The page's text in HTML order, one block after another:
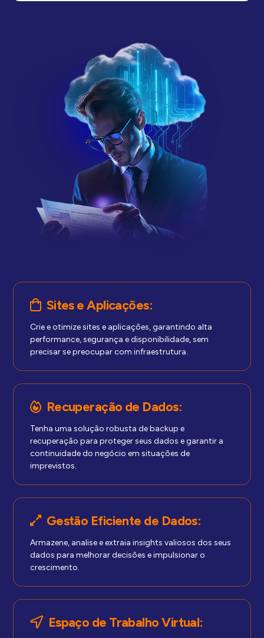
Sites e Aplicações:
Crie e otimize sites e aplicações, garantindo alta
performance, segurança e disponibilidade, sem
precisar se preocupar com infraestrutura.
Recuperação de Dados:
Tenha uma solução robusta de backup e
recuperação para proteger seus dados e garantir a
continuidade do negócio em situações de
imprevistos.
Gestão Eficiente de Dados:
Armazene, analise e extraia insights valiosos dos seus
dados para melhorar decisões e impulsionar o
crescimento.
Espaço de Trabalho Virtual: